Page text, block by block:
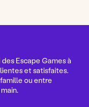
Escape Games à
et satisfaites.
ou entre